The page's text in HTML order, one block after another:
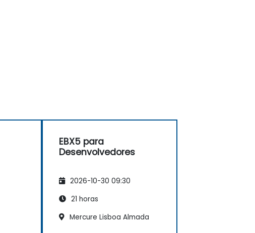
EBX5 para
Desenvolvedores
2026-10-30 09:30
21 horas
Mercure Lisboa Almada